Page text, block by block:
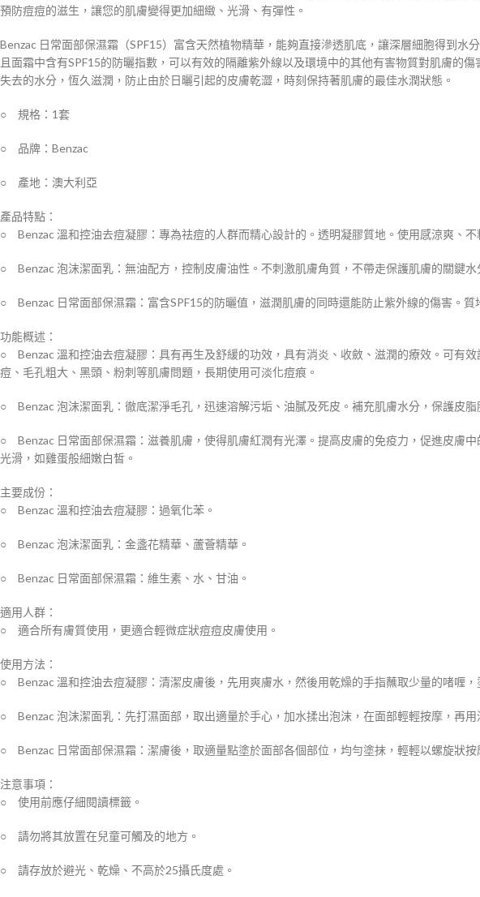
預防痘痘的滋生，讓您的肌膚變得更加細緻、光滑、有彈性。
Benzac 日常面部保濕霜（SPF15）富含天然植物精華，能夠直接滲透肌底，讓深層細胞得到
且面霜中含有SPF15的防曬指數，可以有效的隔離紫外線以及環境中的其他有害物質對肌膚的
失去的水分，恆久滋潤，防止由於日曬引起的皮膚乾澀，時刻保持著肌膚的最佳水潤狀態。
○ 規格：1套
○ 品牌：Benzac
○ 產地：澳大利亞
產品特點：
○ Benzac 溫和控油去痘凝膠：專為祛痘的人群而精心設計的。透明凝膠質地。使用感涼爽、不
○ Benzac 泡沫潔面乳：無油配方，控制皮膚油性。不刺激肌膚角質，不帶走保護肌膚的關鍵
○ Benzac 日常面部保濕霜：富含SPF15的防曬值，滋潤肌膚的同時還能防止紫外線的傷害。質
功能概述：
○ Benzac 溫和控油去痘凝膠：具有再生及舒緩的功效，具有消炎、收斂、滋潤的療效。可有
痘、毛孔粗大、黑頭、粉刺等肌膚問題，長期使用可淡化痘痕。
○ Benzac 泡沫潔面乳：徹底潔淨毛孔，迅速溶解污垢、油膩及死皮。補充肌膚水分，保護皮
○ Benzac 日常面部保濕霜：滋養肌膚，使得肌膚紅潤有光澤。提高皮膚的免疫力，促進皮膚
光滑，如雞蛋般細嫩白皙。
主要成份：
○ Benzac 溫和控油去痘凝膠：過氧化苯。
○ Benzac 泡沫潔面乳：金盞花精華、蘆薈精華。
○ Benzac 日常面部保濕霜：維生素、水、甘油。
適用人群：
○ 適合所有膚質使用，更適合輕微症狀痘痘皮膚使用。
使用方法：
○ Benzac 溫和控油去痘凝膠：清潔皮膚後，先用爽膚水，然後用乾燥的手指蘸取少量的啫喱，
○ Benzac 泡沫潔面乳：先打濕面部，取出適量於手心，加水揉出泡沫，在面部輕輕按摩，再用
○ Benzac 日常面部保濕霜：潔膚後，取適量點塗於面部各個部位，均勻塗抹，輕輕以螺旋狀按
注意事項：
○ 使用前應仔細閱讀標籤。
○ 請勿將其放置在兒童可觸及的地方。
○ 請存放於避光、乾燥、不高於25攝氏度處。